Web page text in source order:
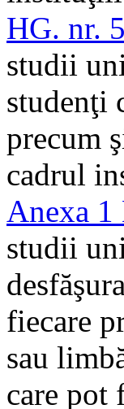
HG. nr.
studii
studenţi
precum
cadrul
Anexa 1
studii
fiecare
sau
care pot